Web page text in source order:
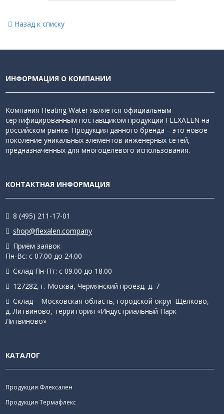
Назад к списку
ИНФОРМАЦИЯ О КОМПАНИИ
Компания Heating Water является официальным
сертифицированным поставщиком продукции FLEXALEN на
российском рынке. Продукция данного бренда – это новое
поколение уникальных элементов инженерных сетей,
предназначенных для многоцелевого использования.
КОНТАКТНАЯ ИНФОРМАЦИЯ
8 (495) 211-17-01
shop@flexalen.company
Приём заявок
Пн-Вс: с 07.00 до 24.00
Склад Пн-Пт: с 09.00 до 18.00
127282, г. Москва, Чермянский проезд, д. 7
Склад – Московская область, городской округ Щёлково,
д. Литвиново, территория «Индустриальный Парк
Литвиново»
КАТАЛОГ
Продукция Флексален
Продукция Термафлекс